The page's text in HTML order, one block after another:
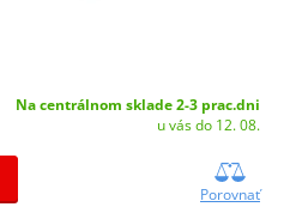
Na centrálnom sklade 2-3 prac.dni
u vás do 12. 08.
Porovnať